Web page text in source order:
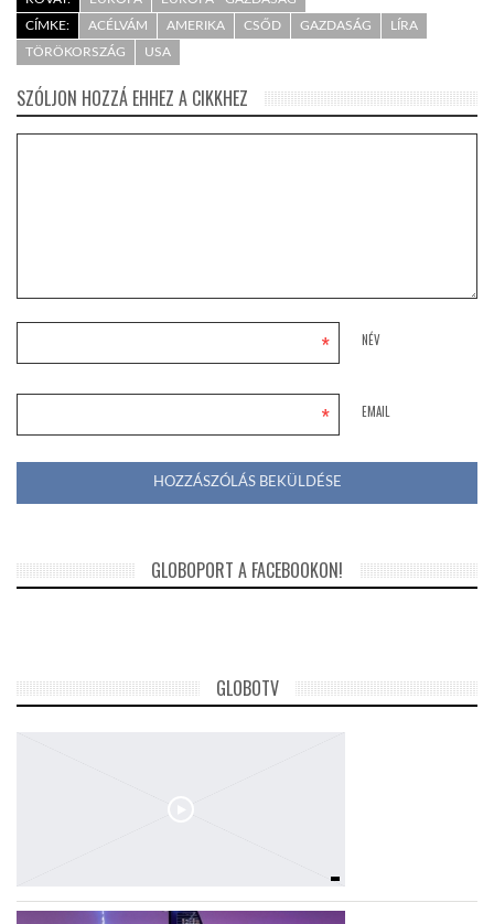
CÍMKE:
ACÉLVÁM AMERIKA CSŐD GAZDASÁG
LÍRA
TÖRÖKORSZÁG
USA
SZÓLJON HOZZÁ EHHEZ A CIKKHEZ
NÉV
*
EMAIL
*
GLOBOPORT A FACEBOOKON!
GLOBOTV